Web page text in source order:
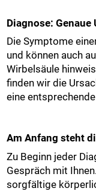
Diagnose:
Die Symptome
und können auch
Wirbelsäule
finden wir die
eine
Am Anfang steht
Zu Beginn jeder
Gespräch mit
sorgfältige